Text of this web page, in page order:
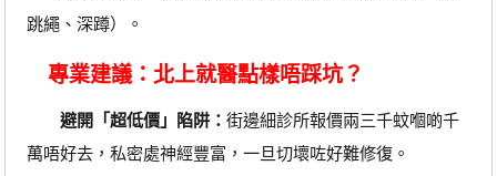
跳繩、深蹲）。
專業建議：北上就醫點樣唔踩坑？
避開「超低價」陷阱： 街邊細診所報價兩三千蚊嗰啲千
萬唔好去，私密處神經豐富，一旦切壞咗好難修復。